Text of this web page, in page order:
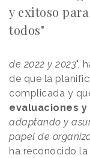
y exitoso para
todos"
de 2022 y 2023",
de que la
complicada y
evaluaciones
adaptando y
papel de
ha reconocido la